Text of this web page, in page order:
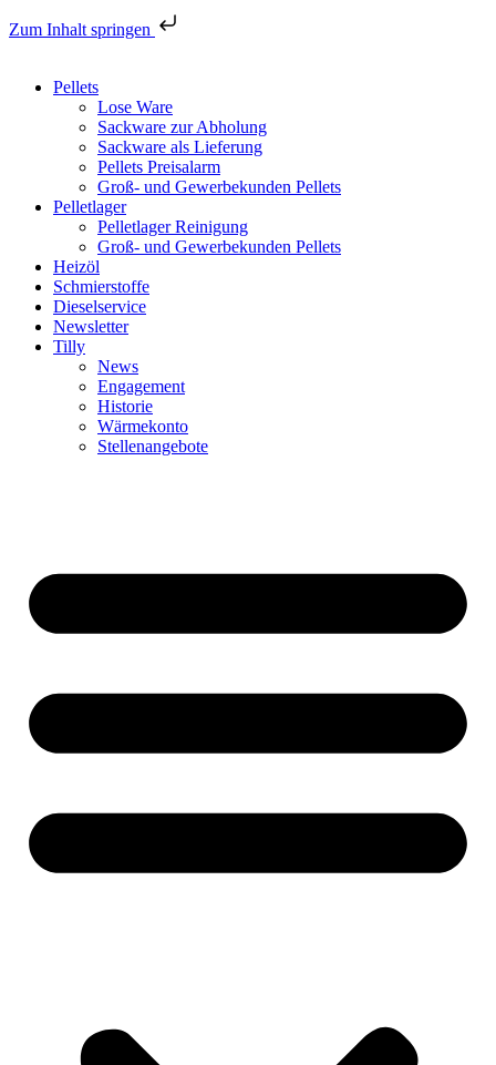
Zum Inhalt springen
Pellets
Lose Ware
Sackware zur Abholung
Sackware als Lieferung
Pellets Preisalarm
Groß- und Gewerbekunden Pellets
Pelletlager
Pelletlager Reinigung
Groß- und Gewerbekunden Pellets
Heizöl
Schmierstoffe
Dieselservice
Newsletter
Tilly
News
Engagement
Historie
Wärmekonto
Stellenangebote